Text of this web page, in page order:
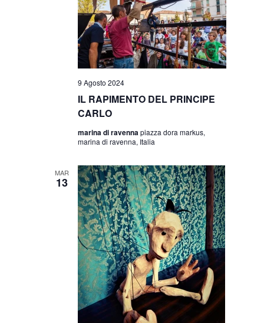
IL RAPIMENTO DEL PRINCIPE
CARLO
9 Agosto 2024
marina di ravennapiazza dora markus,
marina di ravenna, Italia
MAR
13